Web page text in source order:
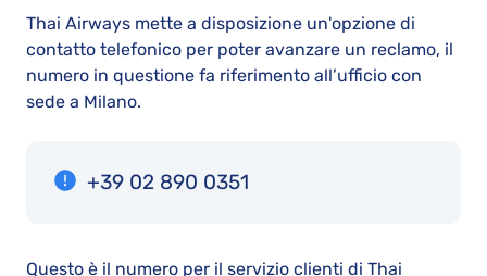
Thai Airways mette a disposizione un'opzione di
contatto telefonico per poter avanzare un reclamo, il
numero in questione fa riferimento all’ufficio con
sede a Milano.
+39 02 890 0351
Questo è il numero per il servizio clienti di Thai